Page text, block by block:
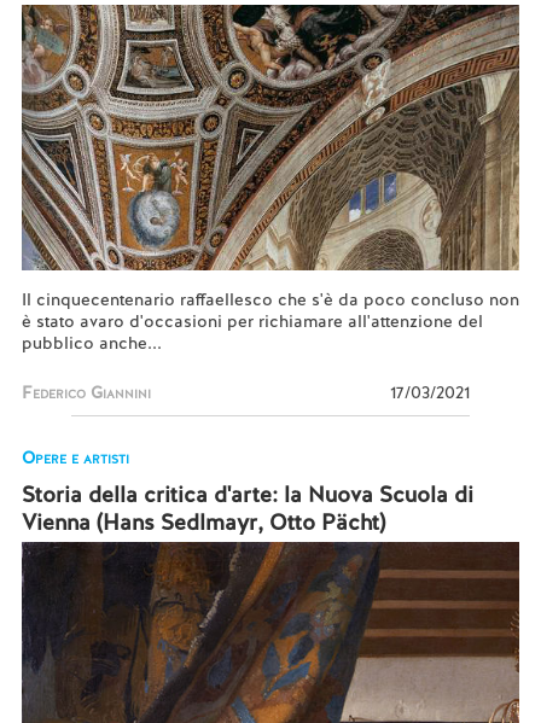
Il cinquecentenario raffaellesco che s'è da poco concluso non
è stato avaro d'occasioni per richiamare all'attenzione del
pubblico anche...
Federico Giannini 17/03/2021
Opere e artisti
Storia della critica d'arte: la Nuova Scuola di
Vienna (Hans Sedlmayr, Otto Pächt)